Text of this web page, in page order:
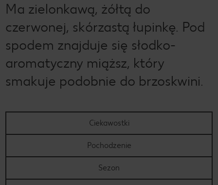
Ma zielonkawą, żółtą do
czerwonej, skórzastą łupinkę. Pod
spodem znajduje się słodko-
aromatyczny miąższ, który
smakuje podobnie do brzoskwini.
Ciekawostki
Pochodzenie
Sezon